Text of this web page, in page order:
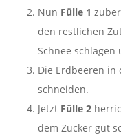
Nun Fülle 1
den restlichen
Schnee
Die Erdbeeren in
schneiden.
Jetzt Fülle 2
dem Zucker gut